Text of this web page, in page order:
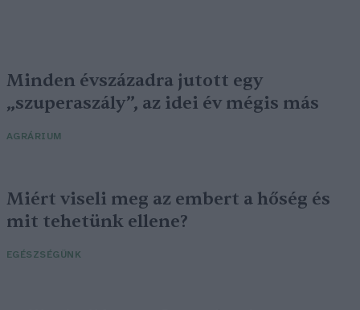
Minden évszázadra jutott egy
„szuperaszály”, az idei év mégis más
AGRÁRIUM
Miért viseli meg az embert a hőség és
mit tehetünk ellene?
EGÉSZSÉGÜNK